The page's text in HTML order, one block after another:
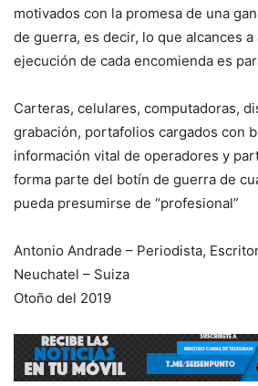
motivados con la promesa de una
de guerra, es decir, lo que alcances
ejecución de cada encomienda es
Carteras, celulares, computadoras,
grabación, portafolios cargados con
información vital de operadores y
forma parte del botín de guerra de
pueda presumirse de “profesional”
Antonio Andrade – Periodista,
Neuchatel – Suiza
Otoño del 2019